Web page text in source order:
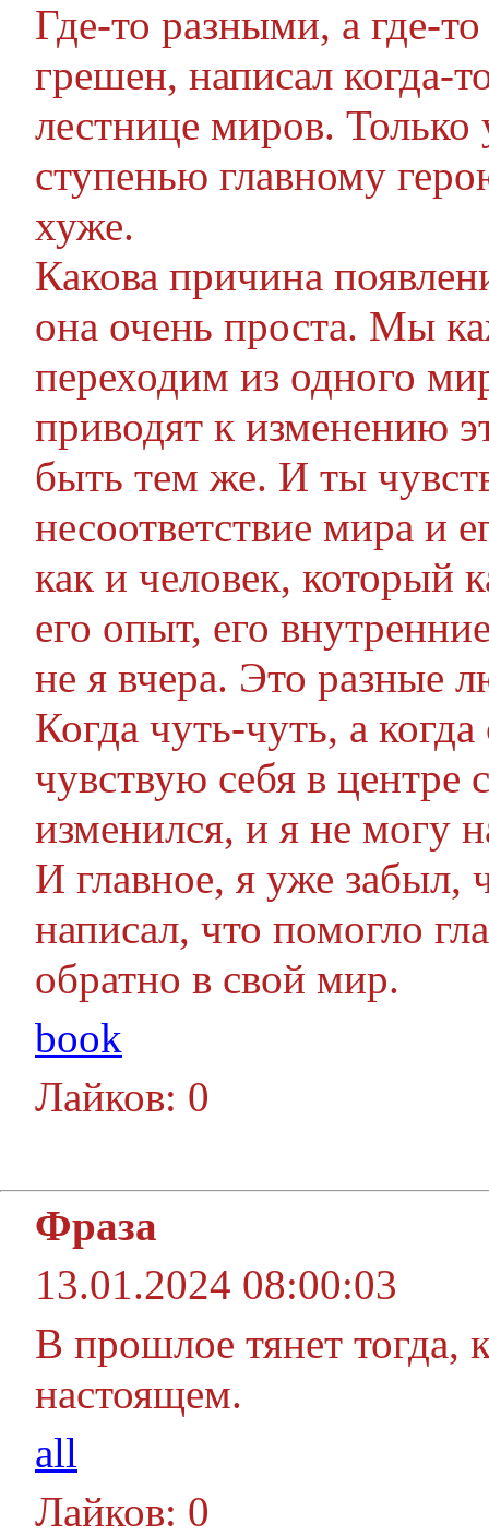
Где-то разными, а где-
грешен, написал когда-
лестнице миров.
ступенью главному
хуже.
Какова причина
она очень проста. Мы
переходим из одного
приводят к изменению
быть тем же. И ты
несоответствие мира и
как и человек, который
его опыт, его
не я вчера. Это разные
Когда чуть-чуть, а
чувствую себя в
изменился, и я не могу
И главное, я уже забыл,
написал, что помогло
обратно в свой мир.
book
Лайков: 0
Фраза
13.01.2024 08:00:03
В прошлое тянет тогда,
настоящем.
all
Лайков: 0